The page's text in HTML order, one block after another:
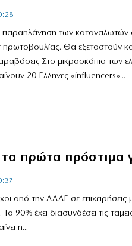
παραπλάνηση των καταναλωτών
Θα εξεταστούν
Στο μικροσκόπιο των
20 Ελληνες «influencers»...
πρώτα πρόστιμα
από την ΑΑΔΕ σε επιχειρήσεις
90% έχει διασυνδέσει τις
η...